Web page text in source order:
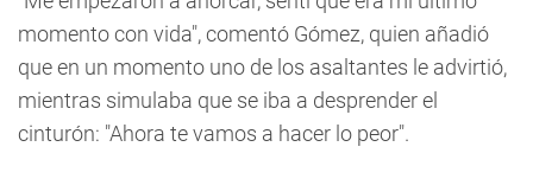
momento con vida", comentó Gómez, quien añadió
que en un momento uno de los asaltantes le advirtió,
mientras simulaba que se iba a desprender el
cinturón: "Ahora te vamos a hacer lo peor".